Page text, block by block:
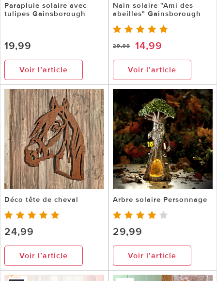
Parapluie solaire avec
tulipes Gainsborough
19,99
Voir l’article
Nain solaire "Ami des
abeilles" Gainsborough
29,99 14,99
Voir l’article
Déco tête de cheval
24,99
Voir l’article
Arbre solaire Personnage
29,99
Voir l’article